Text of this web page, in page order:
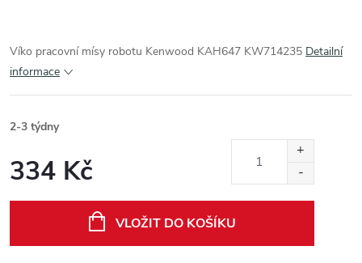
Víko pracovní mísy robotu Kenwood KAH647 KW714235 Detailní
informace
2-3 týdny
334 Kč
VLOŽIT DO KOŠÍKU